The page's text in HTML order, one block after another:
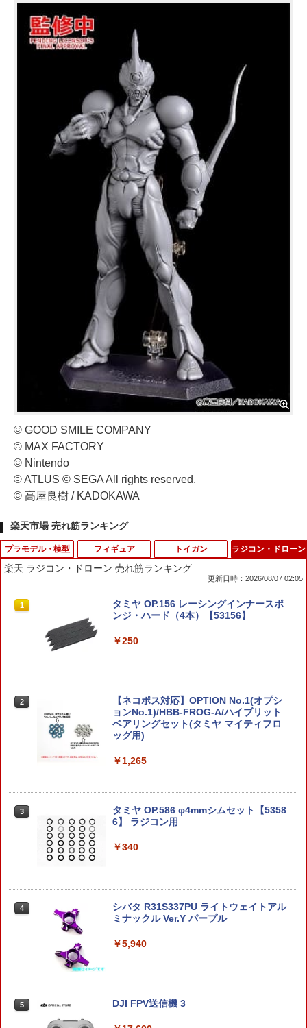
© GOOD SMILE COMPANY
© MAX FACTORY
© Nintendo
© ATLUS © SEGA All rights reserved.
© 高屋良樹 / KADOKAWA
楽天市場 売れ筋ランキング
プラモデル・模型
1
送料無料◆マーベル ヒーローCHAMPIO
N CLASS14 デアデビル Born Again S2
2
ZOIDS 汎用獣型決戦兵器ゼノレックス正
規実用型2号機[タカラトミー]《発売済・
在庫品》
アップシリーズ No.099 スバル インプレ
ッサSti バージョンIV/VI プラモデル
￥3,255
ゼロ（ロックマンゼロ）【75711】 プラ
モデル
￥3,366
5
G ゲッタードラゴン プラモデル[グッド
フィギュア
1
変身プリチューム キュアアルカナ・シャ
ドウ なりきりセット おもちゃ 玩具 バン
2
【メガハウス】デスクトップリアルマッ
コイ ドラゴンボール 06 孫悟空 & ブルマ
-限定復刻仕様版-【2027年2月発売】[グ
ッズ]
￥11,422
3
送料無料◆デスクトップリアルマッコイ
ドラゴンボール 06 孫悟空＆ブルマ -限定
月予約】
【オフィシャルショップ限定】 ドラゴン
リー シドー 青バージョン 【即納品】 ド
トイガン
1
【エントリー最大10倍＆3％クーポン】
アルカリボタン電池 CR2032 2個セッ
2
Maple Leaf HOPテンショナー Ω◆ラウ
ンドフラット形状 長掛け強ホップ仕様
流速仕様に 東京マルイ 電動ガン スタン
ダード 次世代にも対応 ホップテンショ
ユーティリティポーチ MOLLE対応 ナイ
チ 軍用ポーチ サバゲーポーチ 汎用ポー
￥560
ラジコン・ドローン
楽天 ラジコン・ドローン 売れ筋ランキング
更新日時：2026/08/07 02:05
1
タミヤ OP.156 レーシングインナースポ
ンジ・ハード（4本）【53156】
￥250
2
【ネコポス対応】OPTION No.1(オプシ
ョンNo.1)/HBB-FROG-A/ハイブリット
ベアリングセット(タミヤ マイティフロ
ッグ用)
￥1,265
3
タミヤ OP.586 φ4mmシムセット【5358
6】 ラジコン用
￥340
4
シバタ R31S337PU ライトウェイトアル
ミナックル Ver.Y パープル
￥5,940
5 DJI FPV送信機 3